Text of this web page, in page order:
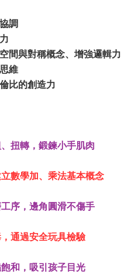
調
間與對稱概念、增強邏輯力
維
比的創造力
扭轉，鍛鍊小手肌肉
數學加、乘法基本概念
序，邊角圓滑不傷手
通過安全玩具檢驗
和，吸引孩子目光